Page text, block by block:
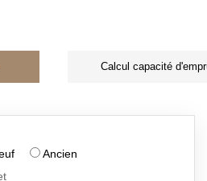
Calcul capacité